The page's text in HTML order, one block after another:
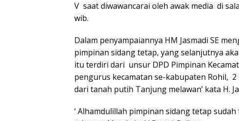
V saat diwawancarai oleh awak media di
wib.
Dalam penyampaiannya HM Jasmadi SE
pimpinan sidang tetap, yang selanjutnya
itu terdiri dari unsur DPD Pimpinan
pengurus kecamatan se-kabupaten Rohil,
dari tanah putih Tanjung melawan’ kata H.
‘ Alhamdulillah pimpinan sidang tetap